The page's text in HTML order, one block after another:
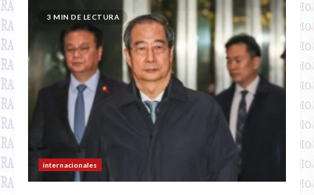
3 MIN DE LECTURA
internacionales